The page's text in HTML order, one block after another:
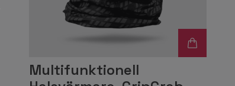
Multifunktionell